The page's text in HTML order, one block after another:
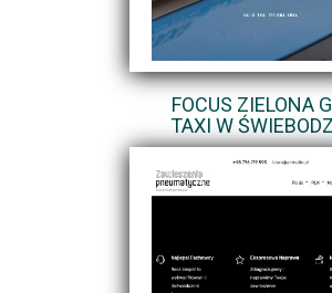
FOCUS ZIELONA
TAXI W